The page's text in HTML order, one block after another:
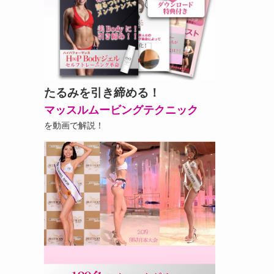
たるみを引き締める！
マッスルムービングテクニック
を動画で解説！